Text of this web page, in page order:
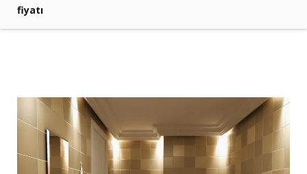
fiyatı